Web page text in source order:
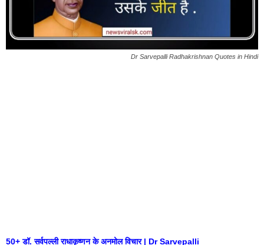
Dr Sarvepalli Radhakrishnan Quotes in Hindi
50+ डॉ. सर्वपल्ली राधाकृष्णन के अनमोल विचार | Dr Sarvepalli